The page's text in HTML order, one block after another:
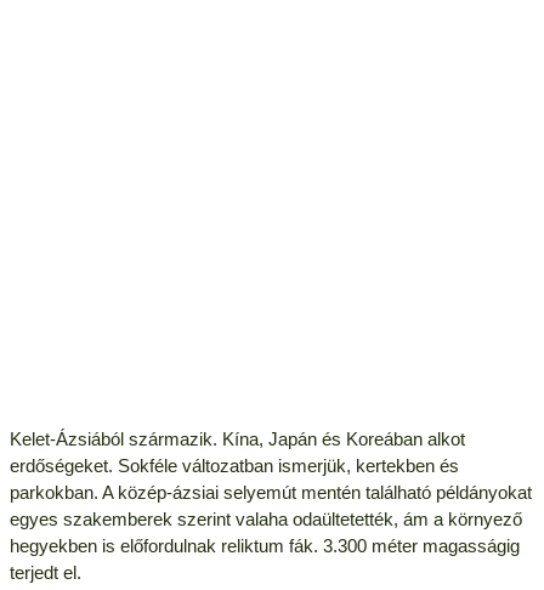
Kelet-Ázsiából származik. Kína, Japán és Koreában alkot
erdőségeket. Sokféle változatban ismerjük, kertekben és
parkokban. A közép-ázsiai selyemút mentén található példányokat
egyes szakemberek szerint valaha odaültetették, ám a környező
hegyekben is előfordulnak reliktum fák. 3.300 méter magasságig
terjedt el.